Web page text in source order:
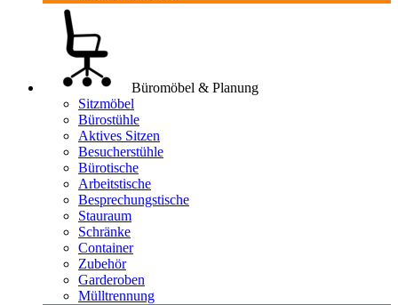
Büromöbel & Planung
Sitzmöbel
Bürostühle
Aktives Sitzen
Besucherstühle
Bürotische
Arbeitstische
Besprechungstische
Stauraum
Schränke
Container
Zubehör
Garderoben
Mülltrennung